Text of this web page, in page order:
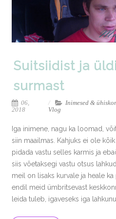
Suitsiidist ja
surmast
06,
2018
Inimesed &
Vlog
Iga inimene, nagu ka loomad,
siin maailmas. Kahjuks ei ole
pidada vastu selles karmis ja
siis võetaksegi vastu otsus
meil on lisaks kurvale ja heale
endil meid ümbritsevast
leida tuleb, igaveseks iga